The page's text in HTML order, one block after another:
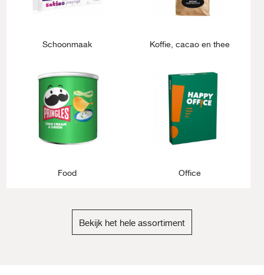
Schoonmaak Koffie, cacao en thee
Food Office
Bekijk het hele assortiment